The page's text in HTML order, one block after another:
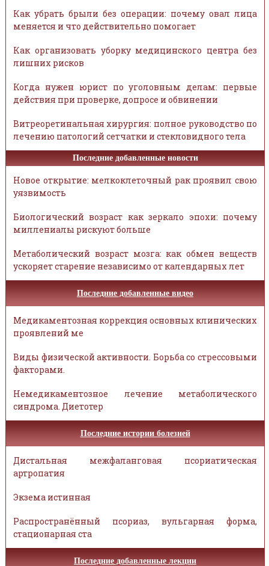
Как убрать брыли без операции: почему овал лица
меняется и что действительно помогает
Как организовать уборку медицинского центра без
лишних рисков
Когда нужен юрист по уголовным делам: первые
действия при проверке, допросе и обвинении
Витреоретинальная хирургия: полное руководство по
лечению патологий сетчатки и стекловидного тела
Последние добавленные новости
Новое открытие: мелкоклеточный рак проявил свою
уязвимость
Биологический возраст как зеркало эпохи: почему
миллениалы рискуют больше
Метаболический возраст мозга: как обмен веществ
ускоряет старение независимо от календарных лет
Последние добавленные видео
Медикаментозная коррекция основных клинических
проявлений ме
Виды физической активности. Борьба со стрессовыми
факторами.
Немедикаментозное лечение метаболического
синдрома. Диетотер
Последние истории болезней
Дистальная межфаланговая псориатическая
артропатия
Экзема истинная
Распространённый псориаз, вульгарная форма,
стационарная ста
Последние добавленные лекции